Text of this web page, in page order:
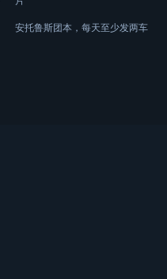
安托鲁斯团本，每天至少发两车